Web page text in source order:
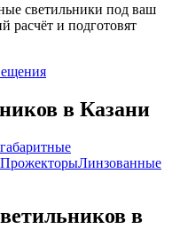
светильники под ваш
расчёт и подготовят
в Казани
ПрожекторыЛинзованные
в